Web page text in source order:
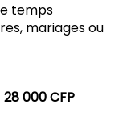
temps
mariages ou
28 000 CFP